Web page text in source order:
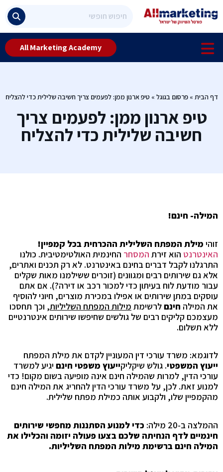
All Marketing Academy
דף הבית »פרסום בגוגל » טיפ ארנון ממן: לפעמים צריך חשיבה שלילית כדי להצליח
טיפ ארנון ממן: לפעמים צריך
חשיבה שלילית כדי להצליח
המילה- חינם!
זוהי מילת המפתח השלילית ההכרחית בכל קמפיין!
האינטרנט הוא זירת המסחר החינמית האולטימטיבית. כולנו
התרגלנו לקבל דברים בחינם באינטרנט. לא רק תכנים ואתרים,
אלא גם שירותים רבים ומגוונים (זוכרים ששילמנו מאות שקלים
עבור מודעת לוח בעיתון כדי למכור רכב או דירה?). אם אתם
עוסקים במתן שירותים או אפילו במכירת מוצרים, חיוני להוסיף
את המילה חינםלרשימת מילות המפתח השליליות, וכך תחסכו
מעצמכם קליקים רבים של גולשים שחיפשו שירותים אינטרנטיים
ללא תשלום.
לדוגמא: משרד עורכי דין המעוניין לקדם את מילת המפתח
ייעוץ המשפטי. גולש שיקליקייעוץ משפטי חינם יגיע למשרד
עורכי הדין, למרות שהמילה חינם אינה מופיעה בשום מקום! כדי
למנוע זאת. לכן, על משרד עורכי הדין להחריג את המילה חינם
מהקמפיין שלו, ולקבוע אותה כמילת מפתח שלילית.
ההמלצה ב-20 מילה:
כדי למנוע הסתננות מחפשי שירותים
חינמיים לדף הנחיתה שלכם בצעו פעולה יזומה והכלילו את
המילה חינם ברשימת מילות המפתח השליליות.